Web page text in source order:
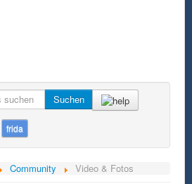
Suchen
frida
Community Video & Fotos